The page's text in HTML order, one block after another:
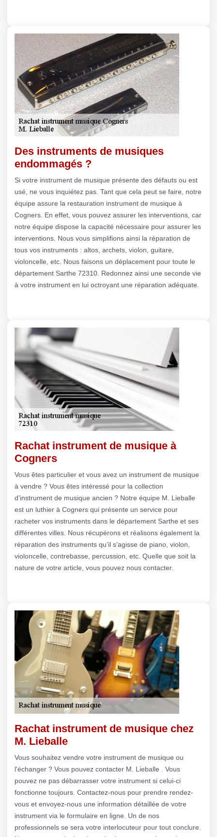
Des instruments de musiques
endommagés ?
Si votre instrument de musique présente des défauts ou est
usé, ne vous inquiétez pas. Tant que cela peut se faire, notre
équipe assure la restauration instrument de musique à
Cogners. En effet, vous pouvez assurer les interventions, car
notre équipe dispose la capacité nécessaire pour assurer les
interventions. Nous vous simplifions ainsi la réparation de
tous vos instruments : altos, archets, violon, guitare,
violoncelle, etc. Nous faisons un déplacement pour toute le
département Sarthe 72310. Redonnez ainsi une seconde vie
à votre instrument en lui octroyant une réparation adéquate.
Rachat instrument de musique à
Cogners
Vous êtes particulier et vous avez un instrument de musique
à vendre ? Vous êtes intéressé pour la collection
d’instrument de musique ancien ? Notre équipe M. Lieballe
est un luthier à Cogners qui présente un service pour
racheter vos instruments dans le département Sarthe et ses
différentes villes. Nous récupérons et réalisons également la
réparation des instruments qu’il s’agisse de piano, violon,
violoncelle, contrebasse, percussion, etc. Quelle que soit la
nature de votre article, vous pouvez nous contacter.
Rachat instrument de musique chez
M. Lieballe
Vous souhaitez vendre votre instrument de musique ou
l'échanger ? Vous pouvez contacter M. Lieballe . Vous
pouvez ne pas débarrasser votre instrument si celui-ci
fonctionne toujours. Contactez-nous pour prendre rendez-
vous et envoyez-nous une information détaillée de votre
instrument via le formulaire en ligne. Un de nos
professionnels se sera votre interlocuteur pour tout conclure.